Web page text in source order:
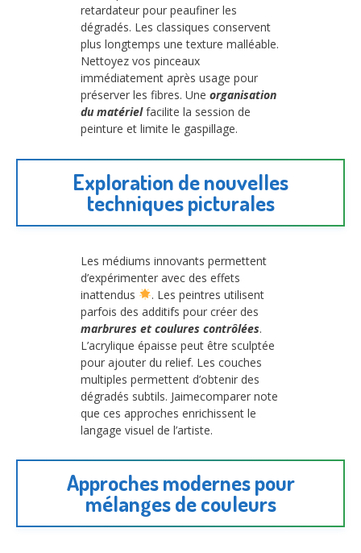
retardateur pour peaufiner les
dégradés. Les classiques conservent
plus longtemps une texture malléable.
Nettoyez vos pinceaux
immédiatement après usage pour
préserver les fibres. Une organisation
du matérielfacilite la session de
peinture et limite le gaspillage.
Exploration de nouvelles
techniques picturales
Les médiums innovants permettent
d’expérimenter avec des effets
inattendus
. Les peintres utilisent
parfois des additifs pour créer des
marbrures et coulures contrôlées.
L’acrylique épaisse peut être sculptée
pour ajouter du relief. Les couches
multiples permettent d’obtenir des
dégradés subtils. Jaimecomparer note
que ces approches enrichissent le
langage visuel de l’artiste.
Approches modernes pour
mélanges de couleurs